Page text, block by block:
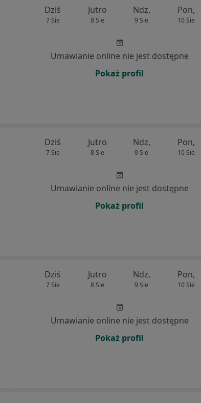
Dziś
7 Sie
Jutro
8 Sie
Ndz,
9 Sie
Pon,
10 Sie
Umawianie online nie jest dostępne
Pokaż profil
Dziś
7 Sie
Jutro
8 Sie
Ndz,
9 Sie
Pon,
10 Sie
Umawianie online nie jest dostępne
Pokaż profil
Dziś
7 Sie
Jutro
8 Sie
Ndz,
9 Sie
Pon,
10 Sie
Umawianie online nie jest dostępne
Pokaż profil